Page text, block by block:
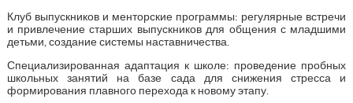
Клуб выпускников и менторские программы: регулярные встречи
и привлечение старших выпускников для общения с младшими
детьми, создание системы наставничества.
Специализированная адаптация к школе: проведение пробных
школьных занятий на базе сада для снижения стресса и
формирования плавного перехода к новому этапу.